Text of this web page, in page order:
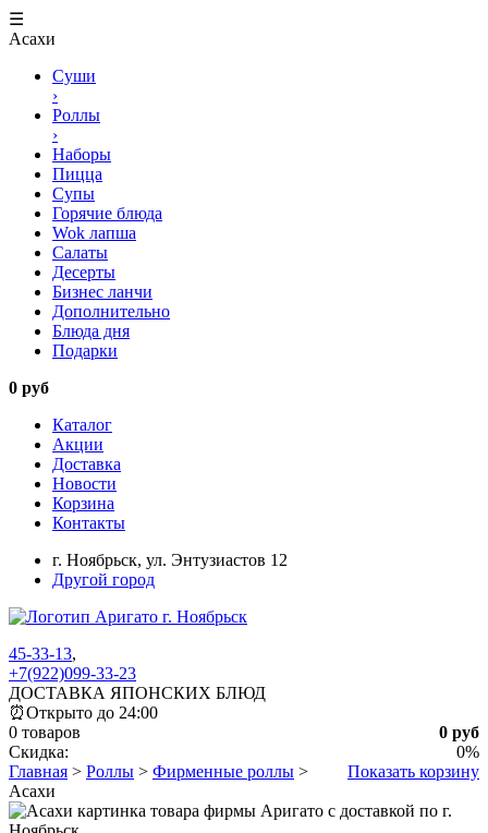
☰
Асахи
Суши
›
Роллы
›
Наборы
Пицца
Супы
Горячие блюда
Wok лапша
Салаты
Десерты
Бизнес ланчи
Дополнительно
Блюда дня
Подарки
0 руб
Каталог
Акции
Доставка
Новости
Корзина
Контакты
г. Ноябрьск, ул. Энтузиастов 12
Другой город
45-33-13,
+7(922)099-33-23
ДОСТАВКА ЯПОНСКИХ БЛЮД
⏰Открыто до 24:00
0 руб
0 товаров
Скидка:
0%
Показать корзину
Главная > Роллы > Фирменные роллы >
Асахи